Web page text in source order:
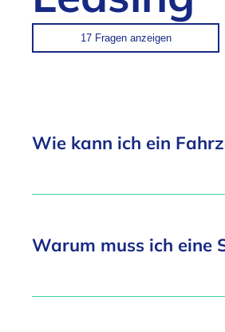
17 Fragen anzeigen
Wie kann ich ein
Warum muss ich eine